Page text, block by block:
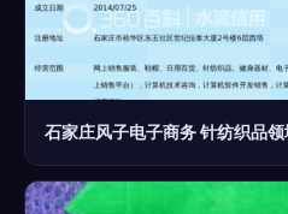
石家庄风子电子商务 针纺织品